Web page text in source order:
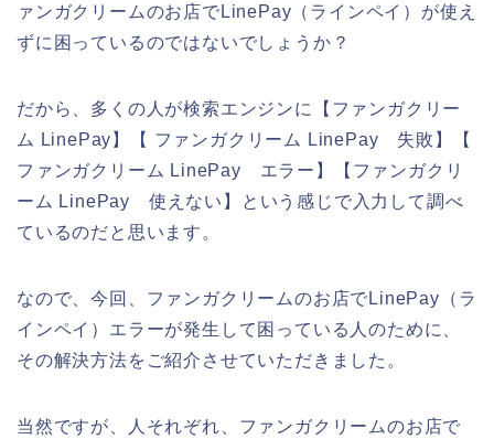
ァンガクリームのお店でLinePay（ラインペイ）が使え
ずに困っているのではないでしょうか？
だから、多くの人が検索エンジンに【ファンガクリー
ム LinePay】【 ファンガクリーム LinePay 失敗】【
ファンガクリーム LinePay エラー】【ファンガクリ
ーム LinePay 使えない】という感じで入力して調べ
ているのだと思います。
なので、今回、ファンガクリームのお店でLinePay（ラ
インペイ）エラーが発生して困っている人のために、
その解決方法をご紹介させていただきました。
当然ですが、人それぞれ、ファンガクリームのお店で